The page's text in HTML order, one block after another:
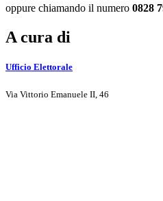
oppure chiamando il numero 0828
A cura di
Ufficio Elettorale
Via Vittorio Emanuele II, 46